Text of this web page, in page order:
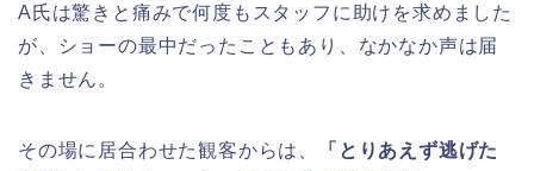
A氏は驚きと痛みで何度もスタッフに助けを求めました
が、ショーの最中だったこともあり、なかなか声は届
きません。
その場に居合わせた観客からは、
「とりあえず逃げた